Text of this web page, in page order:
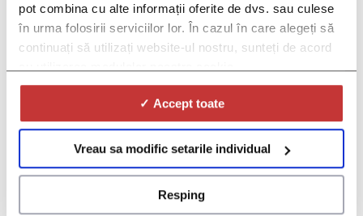
pot combina cu alte informații oferite de dvs. sau culese
în urma folosirii serviciilor lor. În cazul în care alegeți să
continuați să utilizați website-ul nostru, sunteți de acord
✓ Accept toate
Vreau sa modific setarile individual
Resping
Studii viitoare d
espre Fibrilatie
Studii viitoare d
espre Cancerul
de san